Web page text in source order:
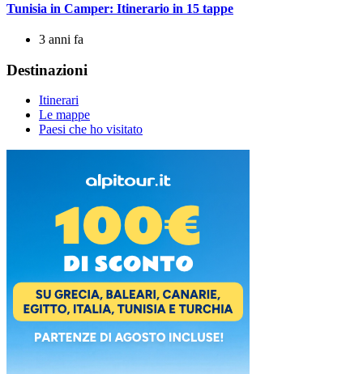
Tunisia in Camper: Itinerario in 15 tappe
3 anni fa
Destinazioni
Itinerari
Le mappe
Paesi che ho visitato